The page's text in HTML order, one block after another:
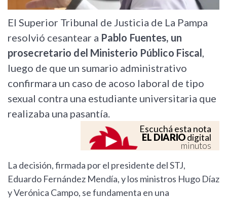
El Superior Tribunal de Justicia de La Pampa
resolvió cesantear a Pablo Fuentes, un
prosecretario del Ministerio Público Fiscal,
luego de que un sumario administrativo
confirmara un caso de acoso laboral de tipo
sexual contra una estudiante universitaria que
realizaba una pasantía.
Escuchá esta nota
EL DIARIOdigital
minutos
La decisión, firmada por el presidente del STJ,
Eduardo Fernández Mendía, y los ministros Hugo Díaz
y Verónica Campo, se fundamenta en una